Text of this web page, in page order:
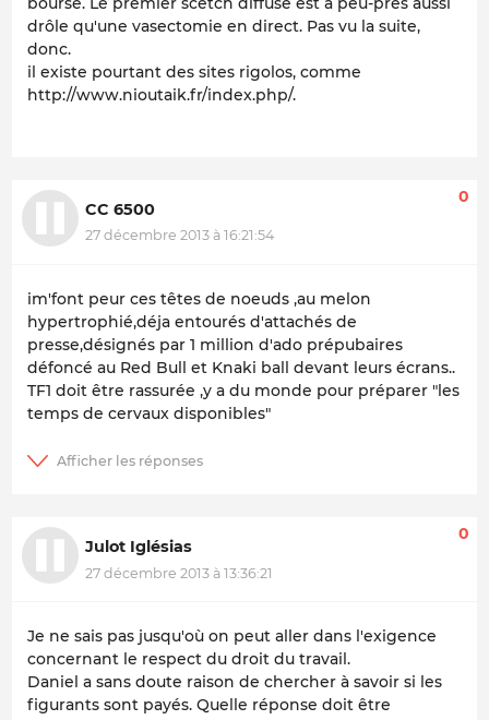
drôle qu'une vasectomie en direct. Pas vu la suite,
donc.
il existe pourtant des sites rigolos, comme
http://www.nioutaik.fr/index.php/.
CC 6500
27 décembre 2013 à 16:21:54
0
im'font peur ces têtes de noeuds ,au melon
hypertrophié,déja entourés d'attachés de
presse,désignés par 1 million d'ado prépubaires
défoncé au Red Bull et Knaki ball devant leurs écrans..
TF1 doit être rassurée ,y a du monde pour préparer "les
temps de cervaux disponibles"
Julot Iglésias
27 décembre 2013 à 13:36:21
0
Je ne sais pas jusqu'où on peut aller dans l'exigence
concernant le respect du droit du travail.
Daniel a sans doute raison de chercher à savoir si les
figurants sont payés. Quelle réponse doit être